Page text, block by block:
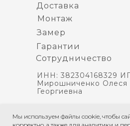
Доставка
Монтаж
Замер
Гарантии
Сотрудничество
конфиденциальности
ИНН: 382304168329
Мирошниченко Олеся
Георгиевна
Мы используем файлы cookie, чтобы